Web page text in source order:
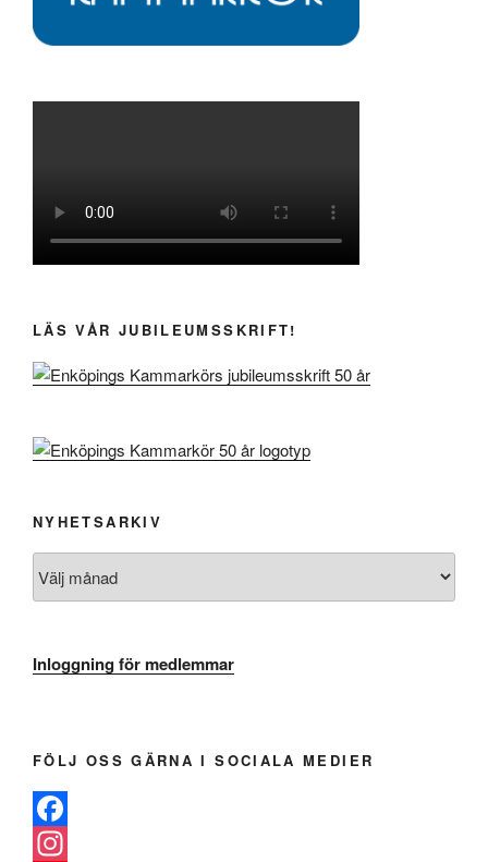
LÄS VÅR JUBILEUMSSKRIFT!
NYHETSARKIV
Inloggning för medlemmar
FÖLJ OSS GÄRNA I SOCIALA MEDIER
F